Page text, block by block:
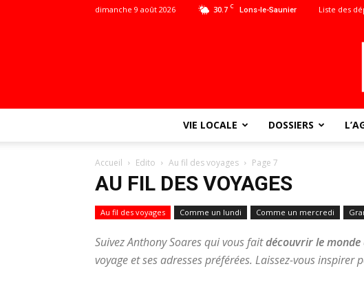
30.7 C Lons-le-Saunier
dimanche 9 août 2026 Liste des
VIE LOCALE DOSSIERS
Accueil Edito Au fil des voyages Page 7
AU FIL DES VOYAGES
Au fil des voyages Comme un lundi Comme un mercredi
SuivezAnthony Soaresqui vous faitdécouvrir le monde
voyage et ses adresses préférées. Laissez-vous inspirer